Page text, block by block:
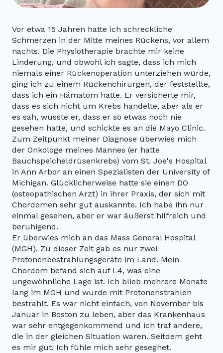
Vor etwa 15 Jahren hatte ich schreckliche
Schmerzen in der Mitte meines Rückens, vor allem
nachts. Die Physiotherapie brachte mir keine
Linderung, und obwohl ich sagte, dass ich mich
niemals einer Rückenoperation unterziehen würde,
ging ich zu einem Rückenchirurgen, der feststellte,
dass ich ein Hämatom hatte. Er versicherte mir,
dass es sich nicht um Krebs handelte, aber als er
es sah, wusste er, dass er so etwas noch nie
gesehen hatte, und schickte es an die Mayo Clinic.
Zum Zeitpunkt meiner Diagnose überwies mich
der Onkologe meines Mannes (er hatte
Bauchspeicheldrüsenkrebs) vom St. Joe's Hospital
in Ann Arbor an einen Spezialisten der University of
Michigan. Glücklicherweise hatte sie einen DO
(osteopathischen Arzt) in ihrer Praxis, der sich mit
Chordomen sehr gut auskannte. Ich habe ihn nur
einmal gesehen, aber er war äußerst hilfreich und
beruhigend.
Er überwies mich an das Mass General Hospital
(MGH). Zu dieser Zeit gab es nur zwei
Protonenbestrahlungsgeräte im Land. Mein
Chordom befand sich auf L4, was eine
ungewöhnliche Lage ist. Ich blieb mehrere Monate
lang im MGH und wurde mit Protonenstrahlen
bestrahlt. Es war nicht einfach, von November bis
Januar in Boston zu leben, aber das Krankenhaus
war sehr entgegenkommend und ich traf andere,
die in der gleichen Situation waren. Seitdem geht
es mir gut! Ich fühle mich sehr gesegnet.